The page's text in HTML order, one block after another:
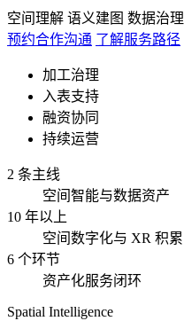
空间理解 语义建图 数据治理
预约合作沟通 了解服务路径
加工治理
入表支持
融资协同
持续运营
2 条主线
空间智能与数据资产
10 年以上
空间数字化与 XR 积累
6 个环节
资产化服务闭环
Spatial Intelligence